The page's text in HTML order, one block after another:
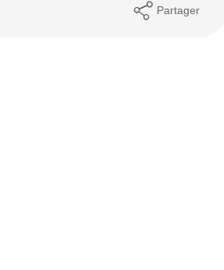
Partager